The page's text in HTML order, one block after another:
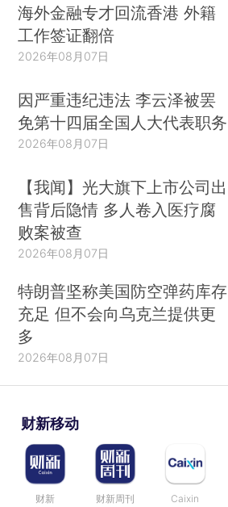
海外金融专才回流香港 外籍
工作签证翻倍
2026年08月07日
因严重违纪违法 李云泽被罢
免第十四届全国人大代表职务
2026年08月07日
【我闻】光大旗下上市公司出
售背后隐情 多人卷入医疗腐
败案被查
2026年08月07日
特朗普坚称美国防空弹药库存
充足 但不会向乌克兰提供更
多
2026年08月07日
财新移动
财新 财新周刊 Caixin